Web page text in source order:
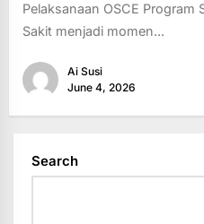
Pelaksanaan OSCE Program
Sakit menjadi momen...
Ai Susi
June 4, 2026
Search